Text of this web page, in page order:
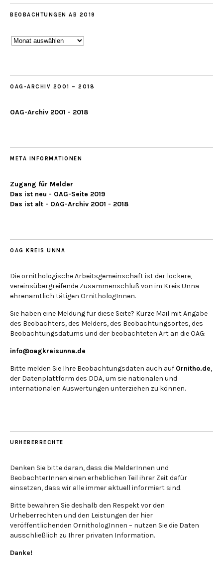
BEOBACHTUNGEN AB 2019
Beobachtungen
OAG-ARCHIV 2001 – 2018
OAG-Archiv 2001 - 2018
META INFORMATIONEN
Zugang für Melder
Das ist neu - OAG-Seite 2019
Das ist alt - OAG-Archiv 2001 - 2018
OAG KREIS UNNA
Die ornithologische Arbeitsgemeinschaft ist der lockere,
vereinsübergreifende Zusammenschluß von im Kreis Unna
ehrenamtlich tätigen OrnithologInnen.
Sie haben eine Meldung für diese Seite? Kurze Mail mit Angabe
des Beobachters, des Melders, des Beobachtungsortes, des
Beobachtungsdatums und der beobachteten Art an die OAG:
info@oagkreisunna.de
Bitte melden Sie Ihre Beobachtungsdaten auch auf Ornitho.de,
der Datenplattform des DDA, um sie nationalen und
internationalen Auswertungen unterziehen zu können.
URHEBERRECHTE
Denken Sie bitte daran, dass die MelderInnen und
BeobachterInnen einen erheblichen Teil ihrer Zeit dafür
einsetzen, dass wir alle immer aktuell informiert sind.
Bitte bewahren Sie deshalb den Respekt vor den
Urheberrechten und den Leistungen der hier
veröffentlichenden OrnithologInnen – nutzen Sie die Daten
ausschließlich zu Ihrer privaten Information.
Danke!